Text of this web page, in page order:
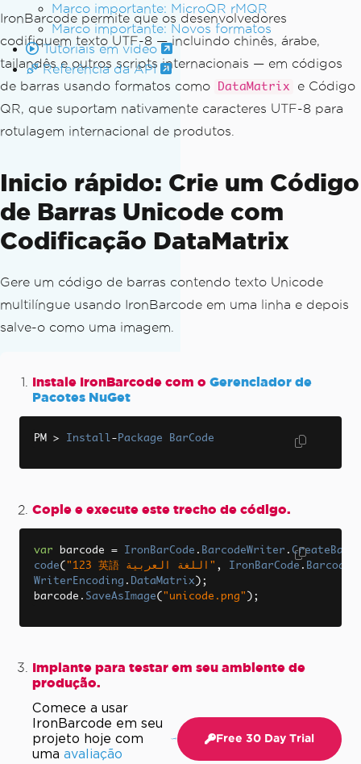
Marco importante: MicroQR rMQR
Marco importante: Novos formatos
Tutoriais em vídeo
Referência da API
IronBarcode permite que os desenvolvedores
codifiquem texto UTF-8 — incluindo chinês, árabe,
tailandês e outros scripts internacionais — em códigos
de barras usando formatos como
DataMatrix
e Código
QR, que suportam nativamente caracteres UTF-8 para
rotulagem internacional de produtos.
Inicio rápido: Crie um Código
de Barras Unicode com
Codificação DataMatrix
Gere um código de barras contendo texto Unicode
multilíngue usando IronBarcode em uma linha e depois
salve-o como uma imagem.
Instale IronBarcode com o Gerenciador de
Pacotes NuGet
PM > Install- Package BarCode
Copie e execute este trecho de código.
var barcode = IronBarCode . BarcodeWriter . CreateBar
code( "123 英語 اللغة العربية" , IronBarCode . Barcode
WriterEncoding . DataMatrix );
barcode . SaveAsImage( "unicode.png" );
Implante para testar em seu ambiente de
produção.
Comece a usar
IronBarcode em seu
projeto hoje com
uma avaliação
Free 30 Day Trial